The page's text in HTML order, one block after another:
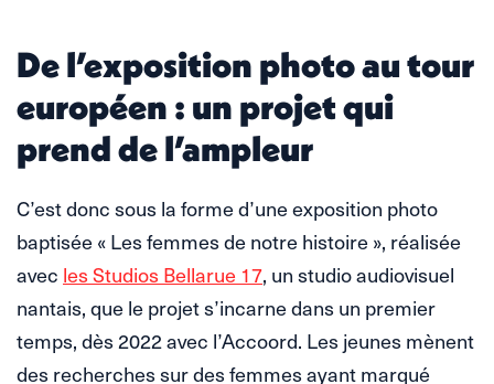
De l’exposition photo au tour
européen : un projet qui
prend de l’ampleur
C’est donc sous la forme d’une exposition photo
baptisée « Les femmes de notre histoire », réalisée
avec les Studios Bellarue 17, un studio audiovisuel
nantais, que le projet s’incarne dans un premier
temps, dès 2022 avec l’Accoord. Les jeunes mènent
des recherches sur des femmes ayant marqué